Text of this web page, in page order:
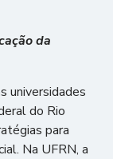
da
universidades
do Rio
para
Na UFRN, a